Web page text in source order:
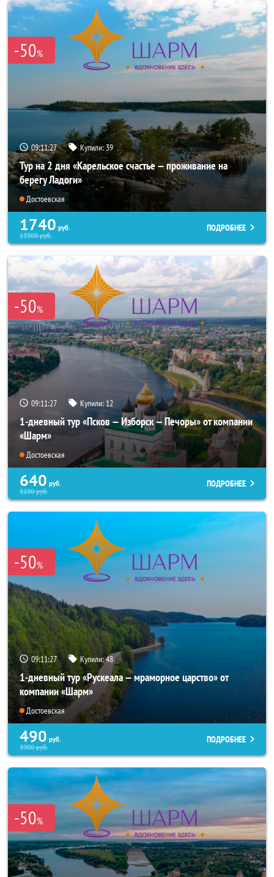
-50%
09:11:26 Купили:39
Тур на 2 дня «Карельское счастье — проживание на
берегу Ладоги»
Достоевская
1740 руб.
13900руб.
ПОДРОБНЕЕ
-50%
09:11:26 Купили: 12
1-дневный тур «Псков — Изборск — Печоры» от компании
«Шарм»
Достоевская
640 руб.
5100руб.
ПОДРОБНЕЕ
-50%
09:11:26 Купили:48
1-дневный тур «Рускеала — мраморное царство» от
компании «Шарм»
Достоевская
490 руб.
3900руб.
ПОДРОБНЕЕ
-50%